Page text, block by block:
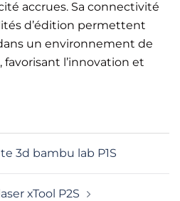
accrues. Sa connectivité
d’édition permettent
un environnement de
l’innovation et
3d bambu lab P1S
xTool P2S